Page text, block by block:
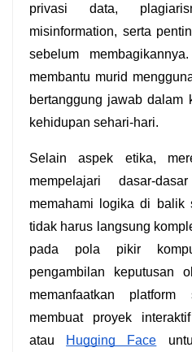
privasi data,
misinformation, serta
sebelum
membantu murid
bertanggung jawab dalam
kehidupan sehari-hari.
Selain aspek etika,
mempelajari dasar-
memahami logika di balik
tidak harus langsung
pada pola pikir
pengambilan keputusan
memanfaatkan platform
membuat proyek
atau
Hugging Face